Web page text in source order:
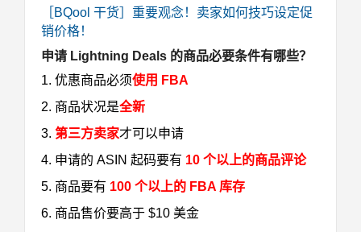
［BQool 干货］重要观念！卖家如何技巧设定促
销价格！
申请 Lightning Deals 的商品必要条件有哪些？
1. 优惠商品必须使用 FBA
2. 商品状况是全新
3. 第三方卖家才可以申请
4. 申请的 ASIN 起码要有 10 个以上的商品评论
5. 商品要有 100 个以上的 FBA 库存
6. 商品售价要高于 $10 美金